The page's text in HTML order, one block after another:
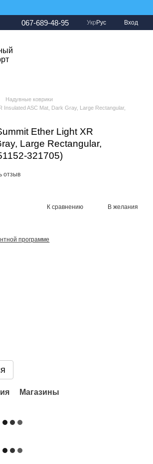
067-689-48-95 Укр Рус Вход
Надувные коврики
Insulated ASC Mat, Dark Gray, Large Rectangular,
Ether Light XR
Large Rectangular,
321705)
отзыв
К сравнению В желания
программе
Магазины